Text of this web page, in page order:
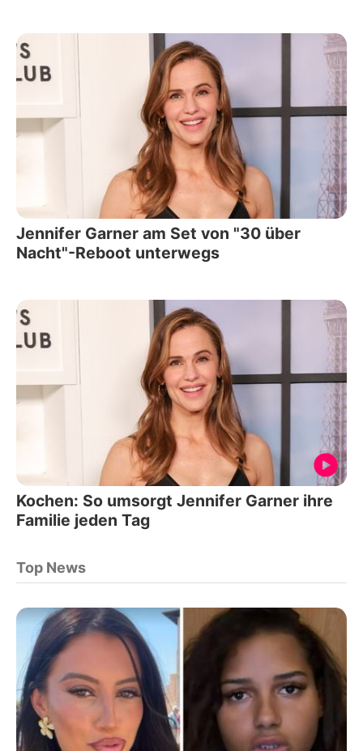
Jennifer Garner am Set von "30 über
Nacht"-Reboot unterwegs
Kochen: So umsorgt Jennifer Garner ihre
Familie jeden Tag
Top News